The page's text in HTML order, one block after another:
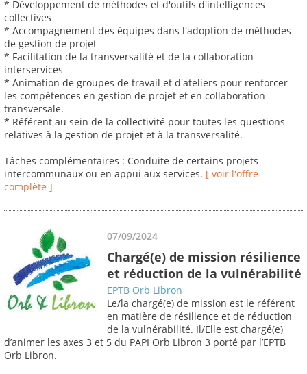
* Développement de méthodes et d'outils d'intelligences
collectives
* Accompagnement des équipes dans l'adoption de méthodes
de gestion de projet
* Facilitation de la transversalité et de la collaboration
interservices
* Animation de groupes de travail et d'ateliers pour renforcer
les compétences en gestion de projet et en collaboration
transversale.
* Référent au sein de la collectivité pour toutes les questions
relatives à la gestion de projet et à la transversalité.
Tâches complémentaires : Conduite de certains projets
intercommunaux ou en appui aux services. [ voir l'offre
complète ]
07/09/2024
Chargé(e) de mission résilience
et réduction de la vulnérabilité
EPTB Orb Libron
Le/la chargé(e) de mission est le référent
en matière de résilience et de réduction
de la vulnérabilité́. Il/Elle est chargé(e)
d’animer les axes 3 et 5 du PAPI Orb Libron 3 porté par l’EPTB
Orb Libron.